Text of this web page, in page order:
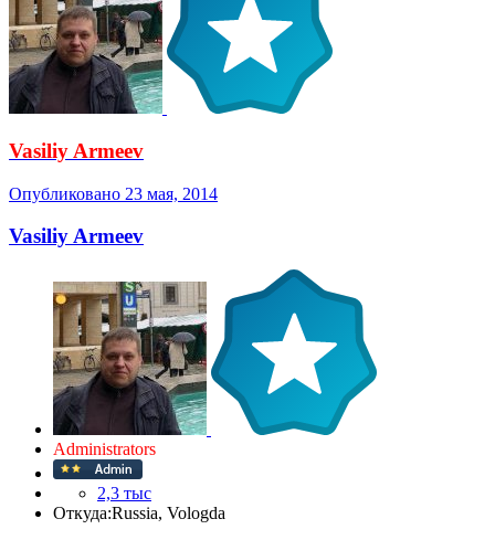
Vasiliy Armeev
Опубликовано 23 мая, 2014
Vasiliy Armeev
Administrators
2,3 тыс
Откуда:Russia, Vologda